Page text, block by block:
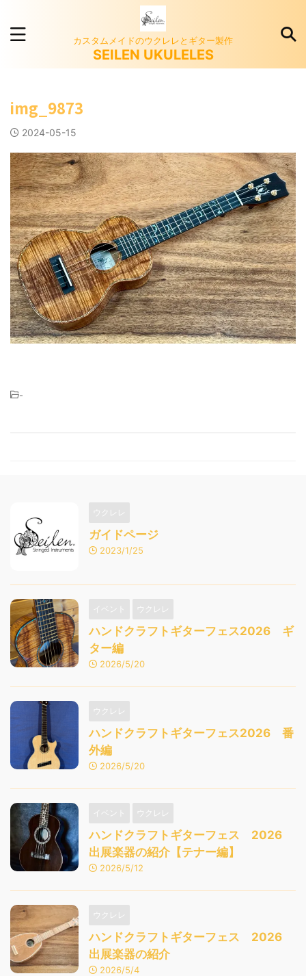
カスタムメイドのウクレレとギター製作
SEILEN UKULELES
img_9873
2024-05-15
-
ウクレレ
ガイドページ
2023/1/25
イベント ウクレレ
ハンドクラフトギターフェス2026 ギ
ター編
2026/5/20
ウクレレ
ハンドクラフトギターフェス2026 番
外編
2026/5/20
イベント ウクレレ
ハンドクラフトギターフェス 2026
出展楽器の紹介【テナー編】
2026/5/12
ウクレレ
ハンドクラフトギターフェス 2026
出展楽器の紹介
2026/5/4